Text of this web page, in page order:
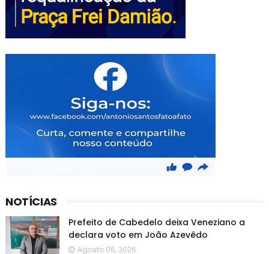
NOTÍCIAS
Prefeito de Cabedelo deixa Veneziano a
declara voto em João Azevêdo
Agosto 06, 2026